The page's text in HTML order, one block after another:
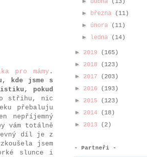
pro mámy .
kde jsme s
pokud
střihu, nic
přebaluju
nepříjemný
vám totálně
díl je z
jsem
slunce i
dubna
(13)
► března
(11)
► února
(11)
►
ledna (14)
► 2019
(165)
► 2018
(123)
► 2017
(203)
► 2016
(193)
► 2015
(123)
► 2014
(18)
► 2013 (2)
- Partneři -